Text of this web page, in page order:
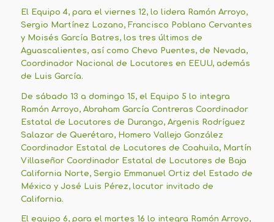
El Equipo 4, para el viernes 12, lo lidera Ramón Arroyo,
Sergio Martínez Lozano, Francisco Poblano Cervantes
y Moisés García Batres, los tres últimos de
Aguascalientes, así como Chevo Puentes, de Nevada,
Coordinador Nacional de Locutores en EEUU, además
de Luis García.
De sábado 13 a domingo 15, el Equipo 5 lo integra
Ramón Arroyo, Abraham García Contreras Coordinador
Estatal de Locutores de Durango, Argenis Rodríguez
Salazar de Querétaro, Homero Vallejo González
Coordinador Estatal de Locutores de Coahuila, Martín
Villaseñor Coordinador Estatal de Locutores de Baja
California Norte, Sergio Emmanuel Ortiz del Estado de
México y José Luis Pérez, locutor invitado de
California.
El equipo 6, para el martes 16 lo integra Ramón Arroyo,